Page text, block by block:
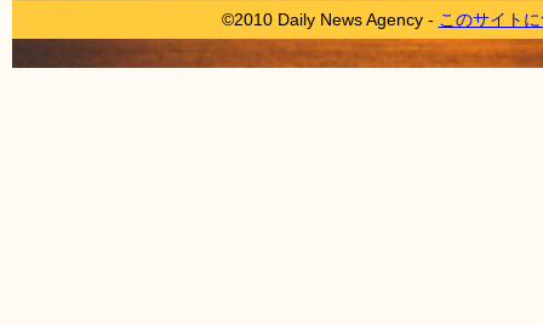
©2010 Daily News Agency - このサイト